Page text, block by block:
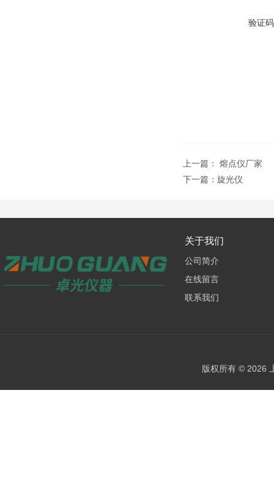
验证
上一篇： 熔点仪厂家
下一篇： 旋光仪
关于我们
公司简介
在线留言
联系我们
版权所有 © 2026